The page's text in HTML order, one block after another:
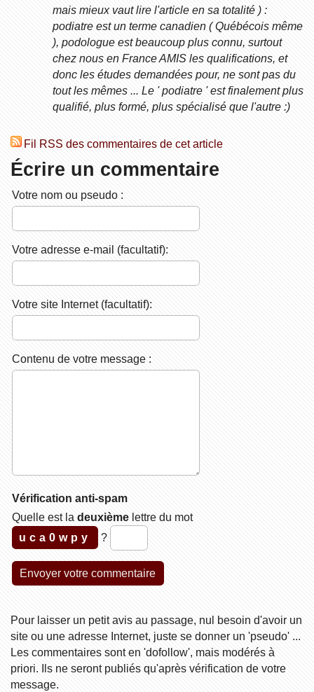
mais mieux vaut lire l'article en sa totalité ) :
podiatre est un terme canadien ( Québécois même
), podologue est beaucoup plus connu, surtout
chez nous en France AMIS les qualifications, et
donc les études demandées pour, ne sont pas du
tout les mêmes ... Le ' podiatre ' est finalement plus
qualifié, plus formé, plus spécialisé que l'autre :)
Fil RSS des commentaires de cet article
Écrire un commentaire
Votre nom ou pseudo :
Votre adresse e-mail (facultatif):
Votre site Internet (facultatif):
Contenu de votre message :
Vérification anti-spam
Quelle est la deuxièmelettre du mot
uca0wpy
?
Pour laisser un petit avis au passage, nul besoin d'avoir un
site ou une adresse Internet, juste se donner un 'pseudo' ...
Les commentaires sont en 'dofollow', mais modérés à
priori. Ils ne seront publiés qu'après vérification de votre
message.